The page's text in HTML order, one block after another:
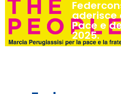
aderisce
Pace e
2025.